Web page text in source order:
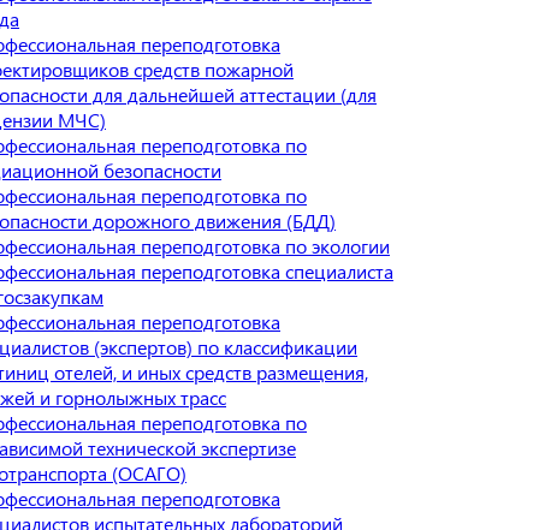
переподготовка
средств пожарной
для дальнейшей аттестации (для
МЧС)
переподготовка по
безопасности
переподготовка по
дорожного движения (БДД)
переподготовка по экологии
переподготовка специалиста
переподготовка
(экспертов) по классификации
отелей, и иных средств размещения,
и горнолыжных трасс
переподготовка по
технической экспертизе
(ОСАГО)
переподготовка
испытательных лабораторий